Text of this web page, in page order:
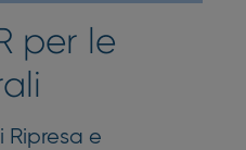
per le
Ripresa e